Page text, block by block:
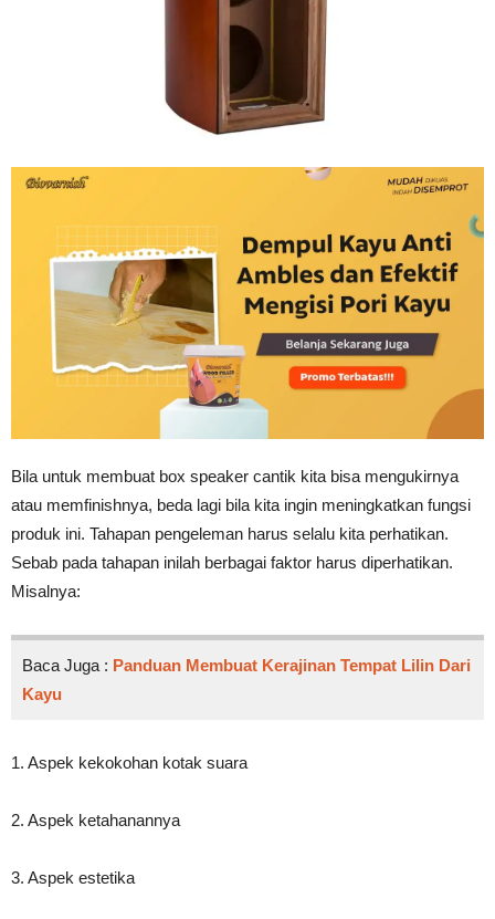
Bila untuk membuat box speaker cantik kita bisa mengukirnya
atau memfinishnya, beda lagi bila kita ingin meningkatkan fungsi
produk ini. Tahapan pengeleman harus selalu kita perhatikan.
Sebab pada tahapan inilah berbagai faktor harus diperhatikan.
Misalnya:
Baca Juga : Panduan Membuat Kerajinan Tempat Lilin Dari
Kayu
1. Aspek kekokohan kotak suara
2. Aspek ketahanannya
3. Aspek estetika